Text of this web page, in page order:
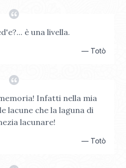
è una livella.
— Totò
Infatti nella mia
lacune che la laguna di
lacunare!
— Totò